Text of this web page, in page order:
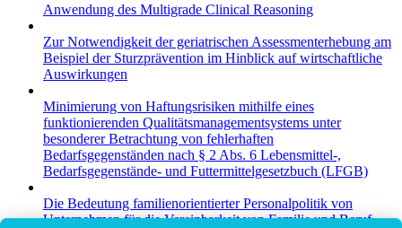
Anwendung des Multigrade Clinical Reasoning
Zur Notwendigkeit der geriatrischen Assessmenterhebung am
Beispiel der Sturzprävention im Hinblick auf wirtschaftliche
Auswirkungen
Minimierung von Haftungsrisiken mithilfe eines
funktionierenden Qualitätsmanagementsystems unter
besonderer Betrachtung von fehlerhaften
Bedarfsgegenständen nach § 2 Abs. 6 Lebensmittel-,
Bedarfsgegenstände- und Futtermittelgesetzbuch (LFGB)
Die Bedeutung familienorientierter Personalpolitik von
Unternehmen für die Vereinbarkeit von Familie und Beruf